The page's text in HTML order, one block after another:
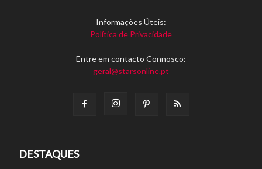
Informações Úteis:
Política de Privacidade
Entre em contacto Connosco:
geral@starsonline.pt
DESTAQUES